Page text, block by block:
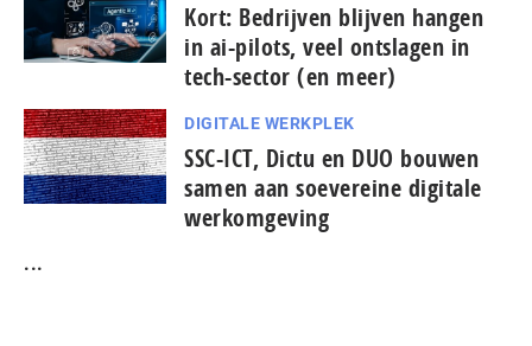
Kort: Bedrijven blijven hangen
in ai-pilots, veel ontslagen in
tech-sector (en meer)
DIGITALE WERKPLEK
SSC-ICT, Dictu en DUO bouwen
samen aan soevereine digitale
werkomgeving
...